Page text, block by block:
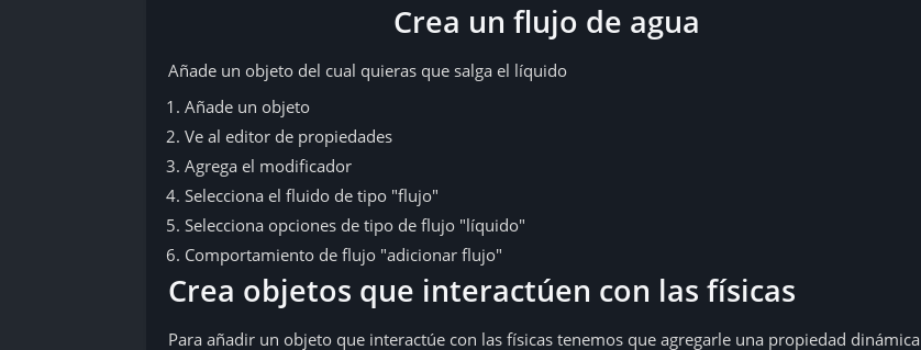
Crea un flujo de agua
Añade un objeto del cual quieras que salga el líquido
Añade un objeto
Ve al editor de propiedades
Agrega el modificador
Selecciona el fluido de tipo "flujo"
Selecciona opciones de tipo de flujo "líquido"
Comportamiento de flujo "adicionar flujo"
Crea objetos que interactúen con las físicas
Para añadir un objeto que interactúe con las físicas tenemos que agregarle una propiedad dinámica